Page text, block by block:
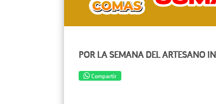
POR LA SEMANA DEL ARTESANO
Compartir